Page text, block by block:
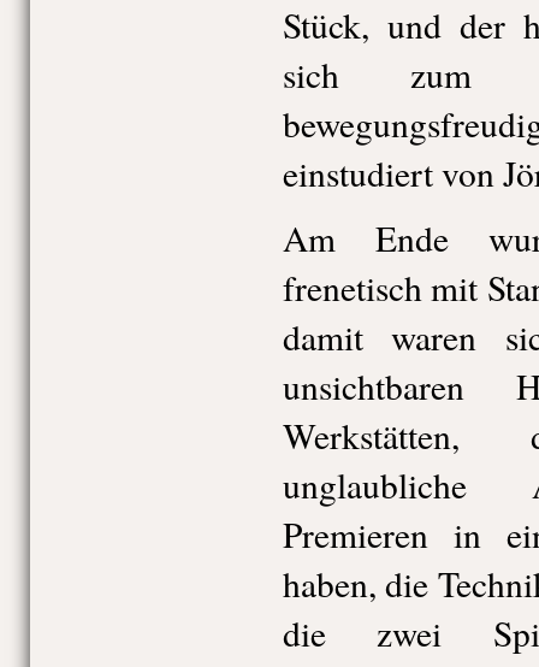
Stück, und der
sich zum
einstudiert von
Am Ende
frenetisch mit
damit waren
unsichtbaren
unglaubliche
Premieren in
haben, die
die zwei